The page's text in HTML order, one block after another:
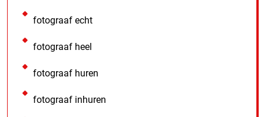
fotograaf echt
fotograaf heel
fotograaf huren
fotograaf inhuren